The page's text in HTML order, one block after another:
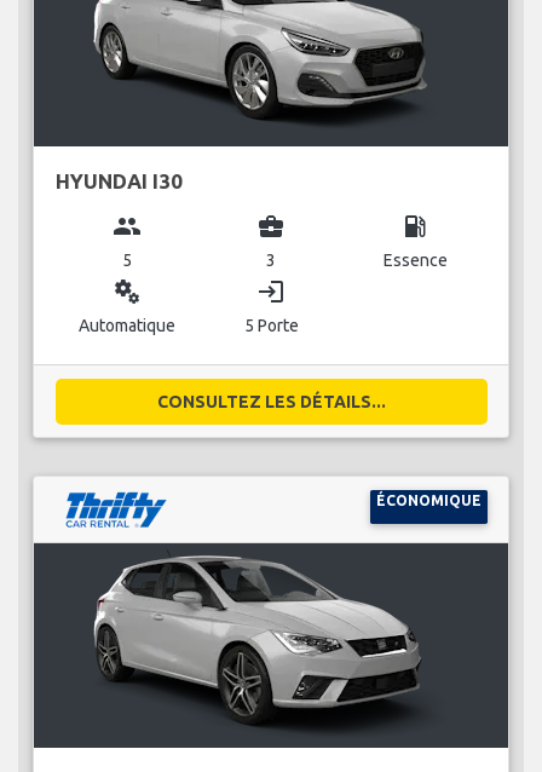
HYUNDAI I30
group
5
business_center
3
local_gas_station
Essence
miscellaneous_services
Automatique
login
5 Porte
CONSULTEZ LES DÉTAILS...
ÉCONOMIQUE